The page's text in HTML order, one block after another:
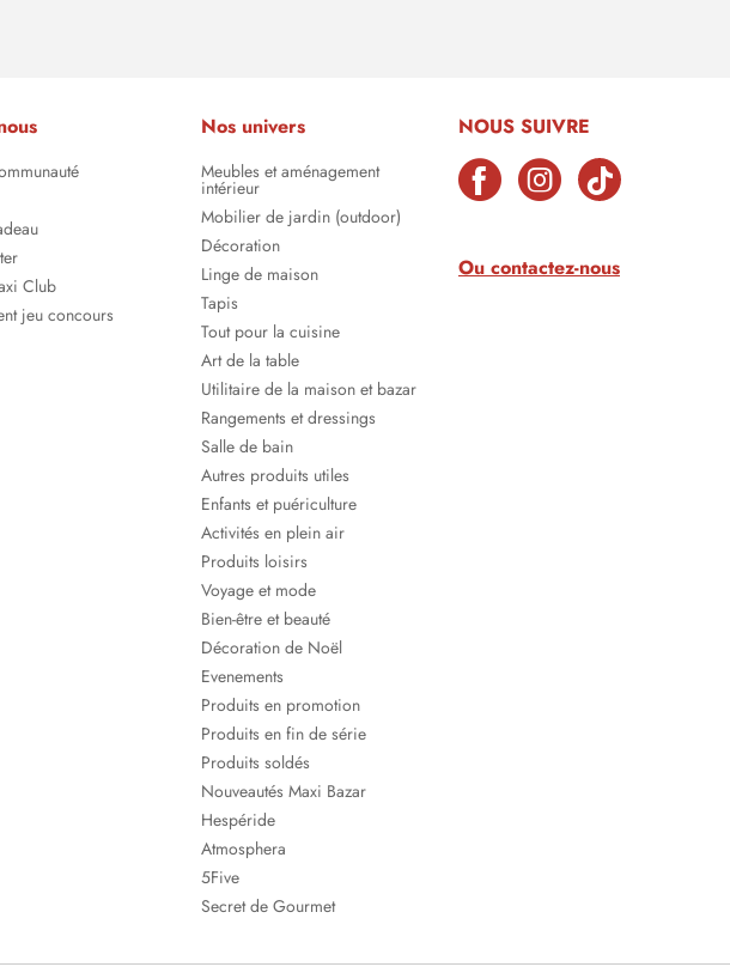
Club
jeu concours
Nos univers
Meubles et aménagement
intérieur
Mobilier de jardin (outdoor)
Décoration
Linge de maison
Tapis
Tout pour la cuisine
Art de la table
Utilitaire de la maison et bazar
Rangements et dressings
Salle de bain
Autres produits utiles
Enfants et puériculture
Activités en plein air
Produits loisirs
Voyage et mode
Bien-être et beauté
Décoration de Noël
Evenements
Produits en promotion
Produits en fin de série
Produits soldés
Nouveautés Maxi Bazar
Hespéride
Atmosphera
5Five
Secret de Gourmet
NOUS SUIVRE
Ou contactez-nous